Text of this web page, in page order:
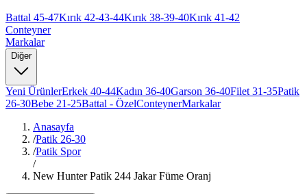
Battal 45-47Kırık 42-43-44Kırık 38-39-40Kırık 41-42
Conteyner
Markalar
Diğer
Yeni ÜrünlerErkek 40-44Kadın 36-40Garson 36-40Filet 31-35Patik
26-30Bebe 21-25Battal - ÖzelConteynerMarkalar
Anasayfa
/Patik 26-30
/Patik Spor
/
New Hunter Patik 244 Jakar Füme Oranj